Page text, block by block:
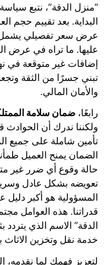
“منزل الدقة”، نتبع
البداية. بعد تقييم حجم
عرض سعر تفصيلي يشمل
عليها. ما تراه في عرض
إضافات غير متوقعة في
تبني جسرًا من الثقة
والأمان المالي.
رابعًا، ضمان سلامة
ولكننا ندرك أن الحوادث
تأمين شاملة على جميع
الضمان يمنح العميل
حالة وقوع أي ضرر غير
تعويضه بشكل عادل
المسؤولية هو أكبر دليل
قدراتنا. هذه العوامل
الدقة” الاسم الذي
خدمة نقل وتخزين الاثاث
لتعزيز فهمك لما نقدمه،